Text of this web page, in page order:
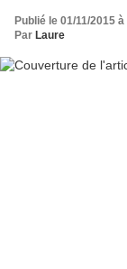
Publié le 01/11/2015
Par Laure